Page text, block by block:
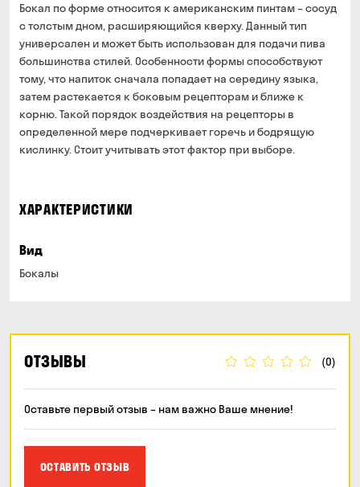
От 700 грн бесплатно
Срок доставки — до 90 минут
*на время доставки могут влиять воздушные тревоги
Оплата:
наличными курьеру
банковской картой на сайте
Оплата:
наличными в магазине
банковской картой на сайте и в магазине
Бокал по форме относится к американским пинтам – сосуд
с толстым дном, расширяющийся кверху. Данный тип
универсален и может быть использован для подачи пива
большинства стилей. Особенности формы способствуют
тому, что напиток сначала попадает на середину языка,
затем растекается к боковым рецепторам и ближе к
корню. Такой порядок воздействия на рецепторы в
определенной мере подчеркивает горечь и бодрящую
кислинку. Стоит учитывать этот фактор при выборе.
ХАРАКТЕРИСТИКИ
Вид
Бокалы
ОТЗЫВЫ (0)
Оставьте первый отзыв – нам важно Ваше мнение!
ОСТАВИТЬ ОТЗЫВ